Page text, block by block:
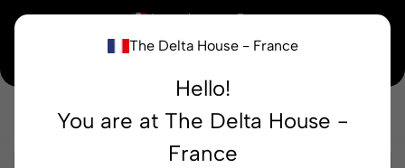
The Delta House - France
Hello!
You are at The Delta House -
France
× Vous achetez en France
Notre nouvelle maison peaufine encore ses derniers détails. Merci de votre